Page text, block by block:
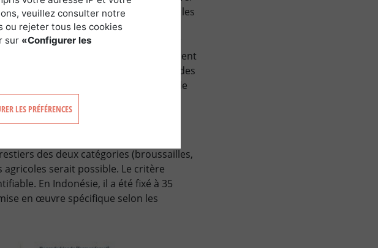
intactes et peu dégradées, mesurer les
aérienne) des différentes
la connectivité des parcelles pour
l’approche HCS inclut également
la biodiversité. Le respect des
l’observation du principe de
d’un paysage forestier en six
des deux catégories (broussailles,
serait possible. Le critère
En Indonésie, il a été fixé à 35
en œuvre spécifique selon les
veuillez consulter notre
ou rejeter tous les cookies
sur «Configurer les
LES PRÉFÉRENCES